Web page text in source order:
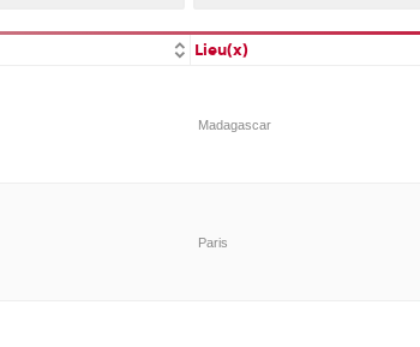
Lieu(x)
Madagascar
Paris